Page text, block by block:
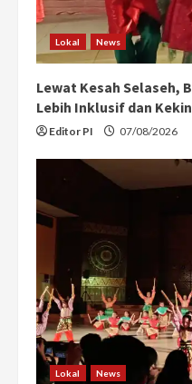
Lokal News
Lewat Kesah Selaseh,
Lebih Inklusif dan
Editor PI 07/08/2026
Lokal News